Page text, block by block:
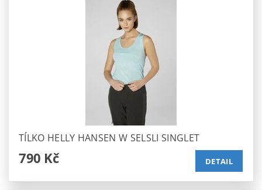
TÍLKO HELLY HANSEN W SELSLI SINGLET
790 Kč DETAIL